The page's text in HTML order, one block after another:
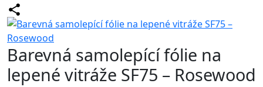
Barevná samolepící fólie na
lepené vitráže SF75 – Rosewood